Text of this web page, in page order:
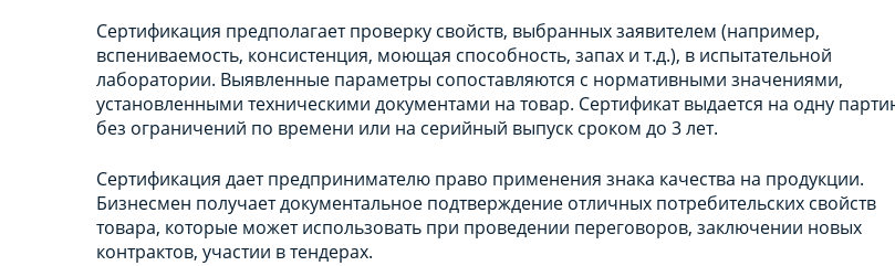
Сертификация предполагает проверку свойств, выбранных заявителем (например,
вспениваемость, консистенция, моющая способность, запах и т.д.), в испытательной
лаборатории. Выявленные параметры сопоставляются с нормативными значениями,
установленными техническими документами на товар. Сертификат выдается на одну
без ограничений по времени или на серийный выпуск сроком до 3 лет.
Сертификация дает предпринимателю право применения знака качества на продукции.
Бизнесмен получает документальное подтверждение отличных потребительских свойств
товара, которые может использовать при проведении переговоров, заключении новых
контрактов, участии в тендерах.